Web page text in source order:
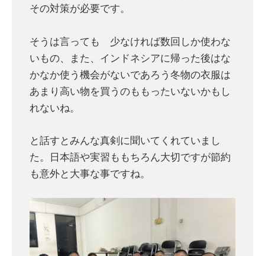
その対策が必要です。
そうは言っても 少なければ数回しか使わな
いもの、また、インドネシアに帰った後はな
かなか使う機会がないであろう冬物の衣服は
あまり高い物を買うのももったいないかもし
れないね。
と話すとみんな真剣に聞いてくれていまし
た。日本語や実習ももちろん大切ですが節約
も意外と大事な事ですね。